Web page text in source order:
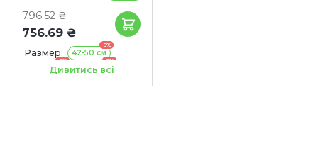
796.52 ₴
756.69 ₴
Размер:
-5%
42-50 см
-5%
44-52 см
-5%
50-58 см
-5% -5%
Дивитись всі